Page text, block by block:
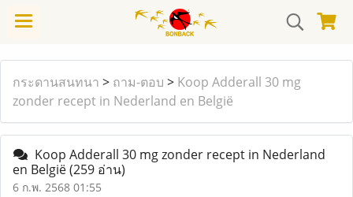
กระดานสนทนา > ถาม-ตอบ > Koop Adderall 30 mg
zonder recept in Nederland en België
Koop Adderall 30 mg zonder recept in Nederland
en België(259 อ่าน)
6 ก.พ. 2568 01:55